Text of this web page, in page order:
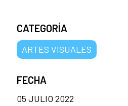
CATEGORÍA
ARTES VISUALES
FECHA
05 JULIO 2022